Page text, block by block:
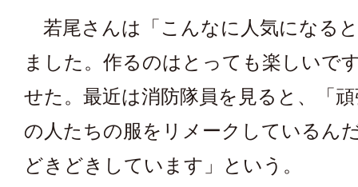
若尾さんは「こんなに人気になる
ました。作るのはとっても楽しいで
せた。最近は消防隊員を見ると、「
の人たちの服をリメークしているん
どきどきしています」という。